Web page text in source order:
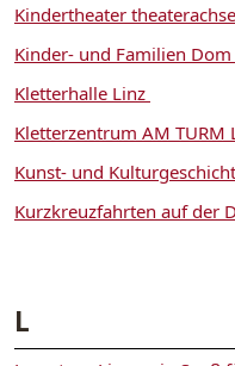
Kindertheater
Kinder- und Familien
Kletterhalle Linz
Kletterzentrum AM TURM
Kunst- und
Kurzkreuzfahrten auf der
L